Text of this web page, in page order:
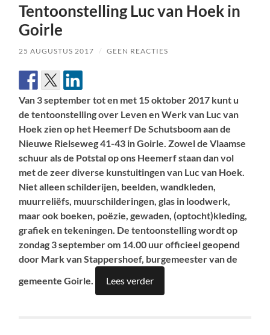
Tentoonstelling Luc van Hoek in
Goirle
25 AUGUSTUS 2017 / GEEN REACTIES
Van 3 september tot en met 15 oktober 2017 kunt u
de tentoonstelling over Leven en Werk van Luc van
Hoek zien op het Heemerf De Schutsboom aan de
Nieuwe Rielseweg 41-43 in Goirle. Zowel de Vlaamse
schuur als de Potstal op ons Heemerf staan dan vol
met de zeer diverse kunstuitingen van Luc van Hoek.
Niet alleen schilderijen, beelden, wandkleden,
muurreliëfs, muurschilderingen, glas in loodwerk,
maar ook boeken, poëzie, gewaden, (optocht)kleding,
grafiek en tekeningen. De tentoonstelling wordt op
zondag 3 september om 14.00 uur officieel geopend
door Mark van Stappershoef, burgemeester van de
gemeente Goirle.
Lees verder